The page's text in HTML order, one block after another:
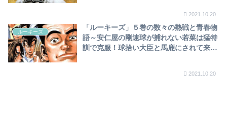
2021.10.20
ルーキーズ
「ルーキーズ」５巻の数々の熱戦と青春物
語～安仁屋の剛速球が捕れない若菜は猛特
訓で克服！球拾い大臣と馬鹿にされて来た
2021.10.20